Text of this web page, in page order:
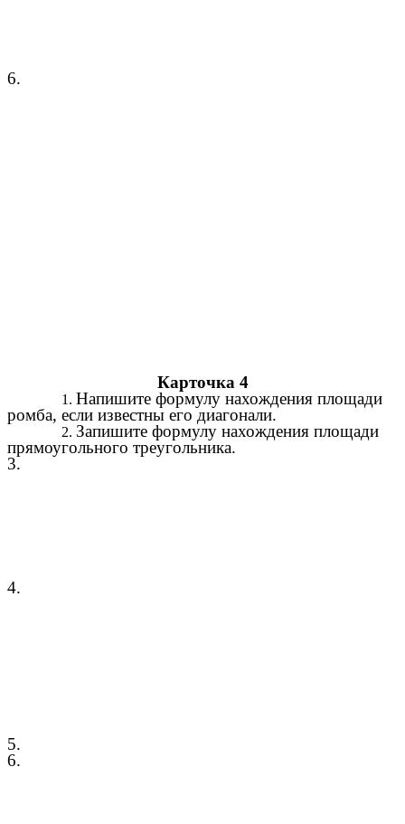
6.
Карточка 4
Напишите формулу нахождения площади
ромба, если известны его диагонали.
Запишите формулу нахождения площади
прямоугольного треугольника.
3.
4.
5.
6.